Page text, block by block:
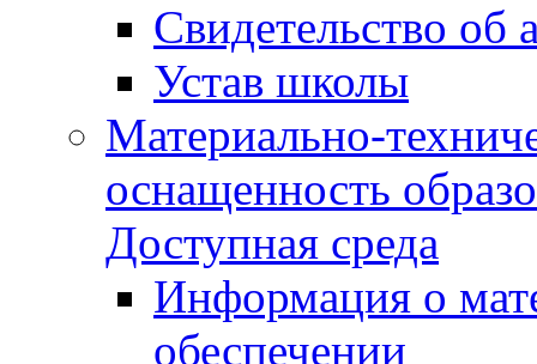
Свидетельство об
Устав школы
Материально-
оснащенность
Доступная среда
Информация о
обеспечении